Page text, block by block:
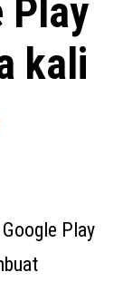
Play
kali
Play